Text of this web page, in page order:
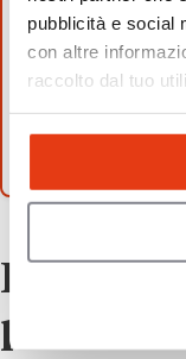
pubblicità e social
con altre
raccolto dal tuo
Leggi anche:
Come
nel 2026?
Tacos?
Potrebbe
piacerti!